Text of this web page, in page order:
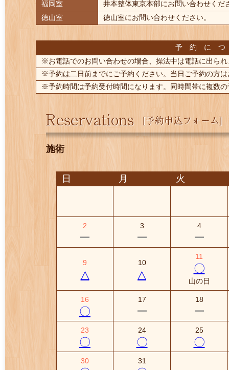
福岡室
井本整体東京本部にお問い合わせ
徳山室
徳山室にお問い合わせくだ
予 約 に
※お電話でのお問い合わせの場合、操法中は電話に出ら
※予約は二日前までにご予約ください。当日ご予約の方
※予約時間は予約受付時間になります。同時間帯に複数
施術
日 月 火
2
ー
3
ー
4
ー
9
△
10
△
11
〇
山の日
16
〇
17
ー
18
ー
23
〇
24
〇
25
〇
30 31